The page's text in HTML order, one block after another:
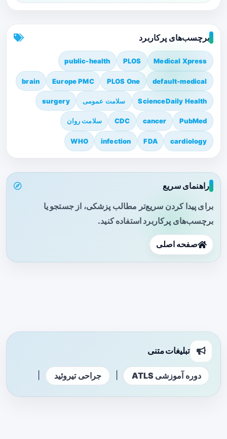
برچسب‌های پرکاربرد
Medical Xpress
PLOS
public-health
default-medical
PLOS One
Europe PMC
brain
ScienceDaily Health سلامت عمومی surgery
PubMed
cancer
CDC سلامت روان
cardiology
FDA
infection
WHO
راهنمای سریع
برای پیدا کردن سریع‌تر مطالب پزشکی، از جستجو یا
برچسب‌های پرکاربرد استفاده کنید.
صفحه اصلی
تبلیغات متنی
دوره آموزشی ATLS جراحی تیروئید